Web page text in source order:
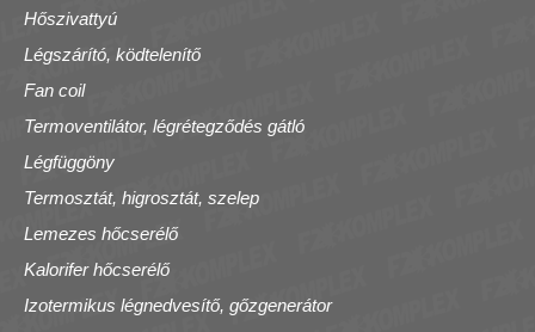
Hőszivattyú
Légszárító, ködtelenítő
Fan coil
Termoventilátor, légrétegződés gátló
Légfüggöny
Termosztát, higrosztát, szelep
Lemezes hőcserélő
Kalorifer hőcserélő
Izotermikus légnedvesítő, gőzgenerátor